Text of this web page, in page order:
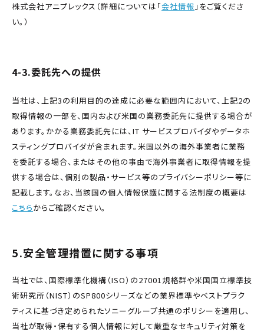
株式会社アニプレックス（詳細については「会社情報 」をご覧くださ
い。）
4-3.委託先への提供
当社は、上記3の利用目的の達成に必要な範囲内において、上記2の
取得情報の一部を、国内および米国の業務委託先に提供する場合が
あります。かかる業務委託先には、IT サービスプロバイダやデータホ
スティングプロバイダが含まれます。米国以外の海外事業者に業務
を委託する場合、またはその他の事由で海外事業者に取得情報を提
供する場合は、個別の製品・サービス等のプライバシーポリシー等に
記載します。なお、当該国の個人情報保護に関する法制度の概要は
こちらからご確認ください。
5.安全管理措置に関する事項
当社では、国際標準化機構（ISO）の27001規格群や米国国立標準技
術研究所（NIST）のSP800シリーズなどの業界標準やベストプラク
ティスに基づき定められたソニーグループ共通のポリシーを適用し、
当社が取得・保有する個人情報に対して厳重なセキュリティ対策を